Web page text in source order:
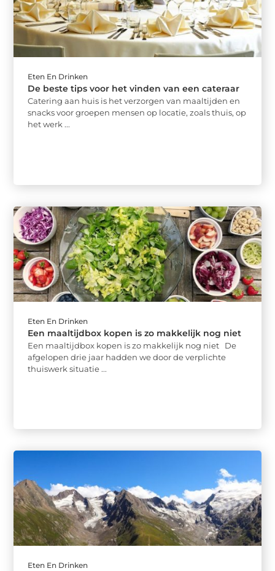
Eten En Drinken
De beste tips voor het vinden van een cateraar
Catering aan huis is het verzorgen van maaltijden en
snacks voor groepen mensen op locatie, zoals thuis, op
het werk ...
Eten En Drinken
Een maaltijdbox kopen is zo makkelijk nog niet
Een maaltijdbox kopen is zo makkelijk nog niet De
afgelopen drie jaar hadden we door de verplichte
thuiswerk situatie ...
Eten En Drinken